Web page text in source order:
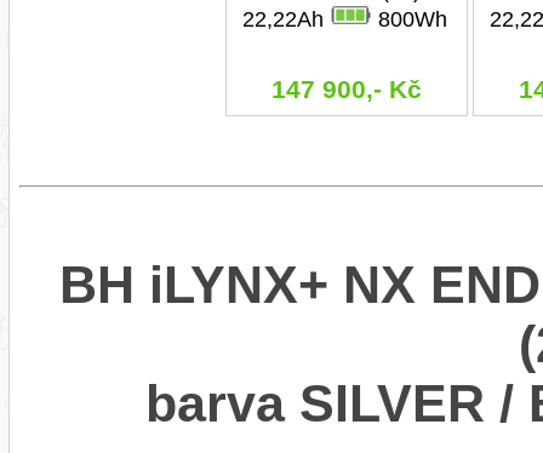
22,22Ah
800Wh
147 900,- Kč
BH iLYNX+ NX
barva SILVER /